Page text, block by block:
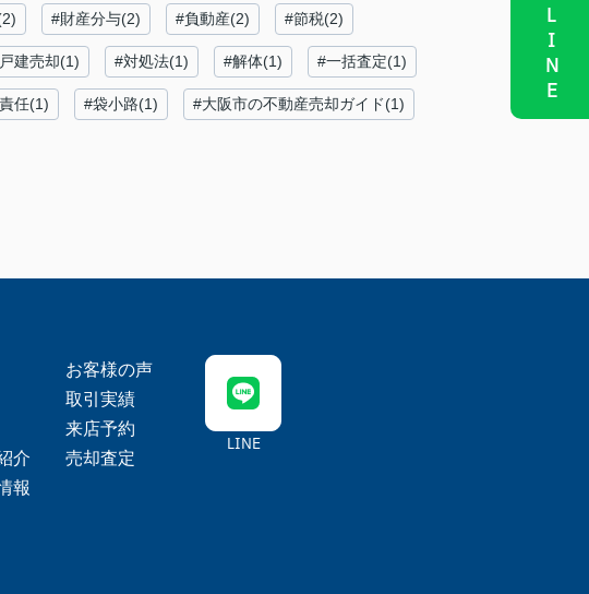
#財産分与(2) #負動産(2) #節税(2)
建売却(1) #対処法(1) #解体(1) #一括査定(1)
任(1) #袋小路(1) #大阪市の不動産売却ガイド(1)
介
報
お客様の声
取引実績
来店予約
売却査定
LINE
LINE